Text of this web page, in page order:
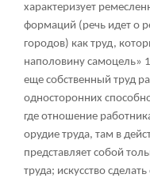
характеризует
формаций (речь идет о
городов) как труд,
наполовину самоцель» 1
еще собственный труд
односторонних
где отношение
орудие труда, там в
представляет собой
труда; искусство